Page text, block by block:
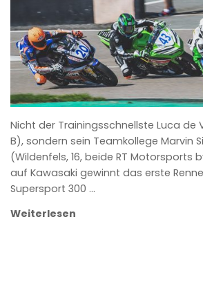
Nicht der Trainingsschnellste Luca de
B), sondern sein Teamkollege Marvin
(Wildenfels, 16, beide RT Motorsports
auf Kawasaki gewinnt das erste
Supersport 300 …
Weiterlesen